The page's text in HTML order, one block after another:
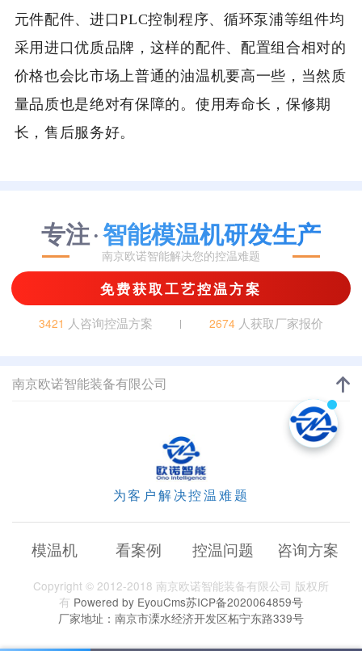
元件配件、进口PLC控制程序、循环泵浦等组件均
采用进口优质品牌，这样的配件、配置组合相对的
价格也会比市场上普通的油温机要高一些，当然质
量品质也是绝对有保障的。使用寿命长，保修期
长，售后服务好。
专注·智能模温机研发生产
南京欧诺智能解决您的控温难题
免费获取工艺控温方案
3421 人咨询控温方案 2674人获取厂家报价
南京欧诺智能装备有限公司
为客户解决控温难题
模温机 看案例 控温问题 咨询方案
Copyright © 2012-2018 南京欧诺智能装备有限公司 版权所
有 Powered by EyouCms苏ICP备2020064859号
厂家地址：南京市溧水经济开发区柘宁东路339号